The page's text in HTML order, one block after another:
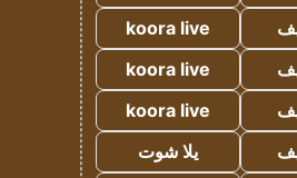
koora live
koora live
koora live
يلا شوت